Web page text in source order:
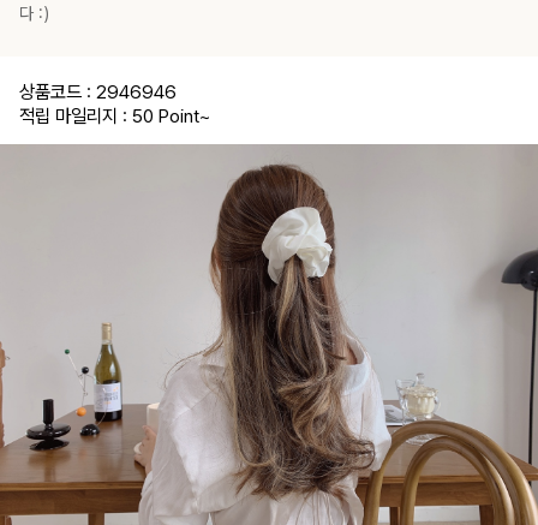
다 :)
상품코드 : 2946946
적립 마일리지 : 50 Point~